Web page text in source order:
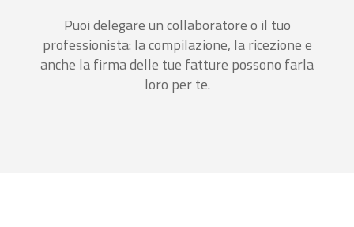
Puoi delegare un collaboratore o il tuo
professionista: la compilazione, la ricezione e
anche la firma delle tue fatture possono farla
loro per te.